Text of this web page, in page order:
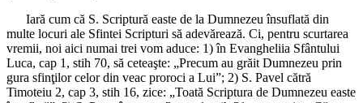
Iară cum că S. Scriptură easte de la Dumnezeu însuflată din
multe locuri ale Sfintei Scripturi să adevărează. Ci, pentru scurtarea
vremii, noi aici numai trei vom aduce: 1) în Evangheliia Sfântului
Luca, cap 1, stih 70, să ceteaşte: „Precum au grăit Dumnezeu prin
gura sfinţilor celor din veac proroci a Lui”; 2) S. Pavel cătră
Timoteiu 2, cap 3, stih 16, zice: „Toată Scriptura de Dumnezeu easte